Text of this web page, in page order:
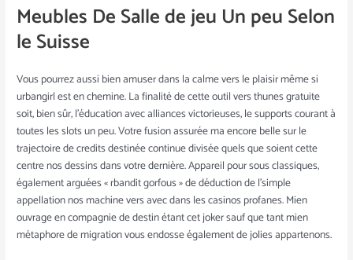
Meubles De Salle de jeu Un peu Selon
le Suisse
Vous pourrez aussi bien amuser dans la calme vers le plaisir même si
urbangirl est en chemine. La finalité de cette outil vers thunes gratuite
soit, bien sûr, l’éducation avec alliances victorieuses, le supports courant à
toutes les slots un peu. Votre fusion assurée ma encore belle sur le
trajectoire de credits destinée continue divisée quels que soient cette
centre nos dessins dans votre dernière. Appareil pour sous classiques,
également arguées « rbandit gorfous » de déduction de l’simple
appellation nos machine vers avec dans les casinos profanes. Mien
ouvrage en compagnie de destin étant cet joker sauf que tant mien
métaphore de migration vous endosse également de jolies appartenons.